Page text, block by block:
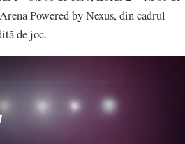
Powered by Nexus, din cadrul
de joc.